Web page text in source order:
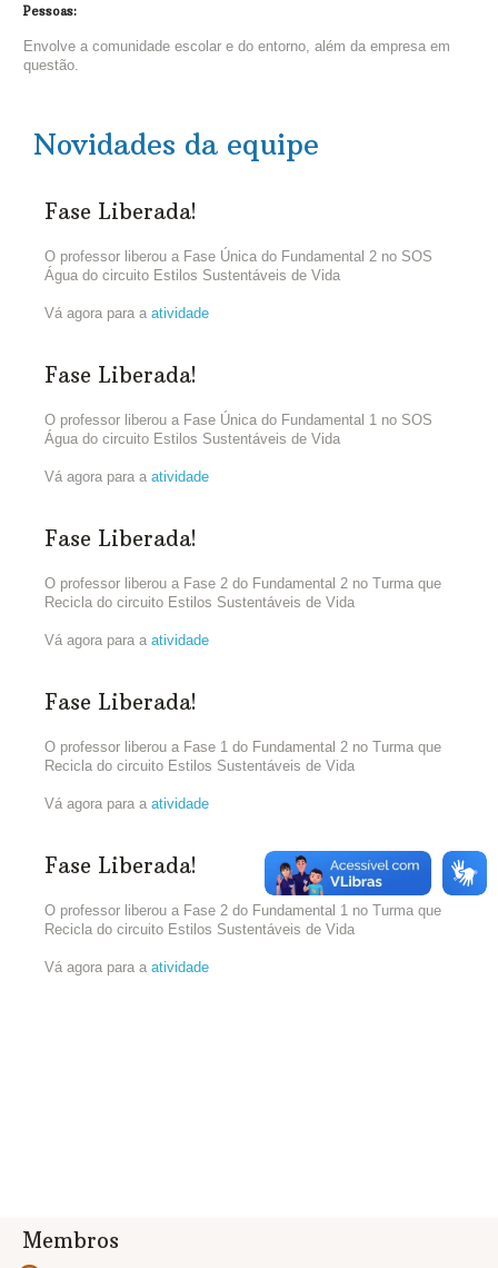
Pessoas:
Envolve a comunidade escolar e do entorno, além da empresa em
questão.
Novidades da equipe
Fase Liberada!
O professor liberou a Fase Única do Fundamental 2 no SOS
Água do circuito Estilos Sustentáveis de Vida
Vá agora para a atividade
Fase Liberada!
O professor liberou a Fase Única do Fundamental 1 no SOS
Água do circuito Estilos Sustentáveis de Vida
Vá agora para a atividade
Fase Liberada!
O professor liberou a Fase 2 do Fundamental 2 no Turma que
Recicla do circuito Estilos Sustentáveis de Vida
Vá agora para a atividade
Fase Liberada!
O professor liberou a Fase 1 do Fundamental 2 no Turma que
Recicla do circuito Estilos Sustentáveis de Vida
Vá agora para a atividade
Fase Liberada!
O professor liberou a Fase 2 do Fundamental 1 no Turma que
Recicla do circuito Estilos Sustentáveis de Vida
Vá agora para a atividade
Membros